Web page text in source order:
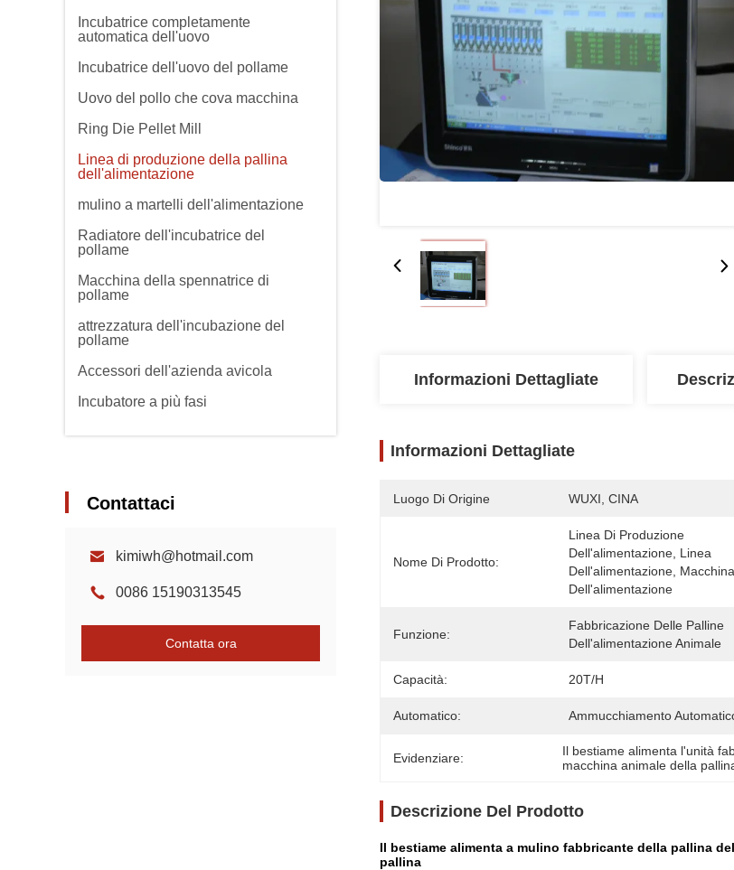
Incubatrice completamente
automatica dell'uovo
Incubatrice dell'uovo del pollame
Uovo del pollo che cova macchina
Ring Die Pellet Mill
Linea di produzione della pallina
dell'alimentazione
mulino a martelli dell'alimentazione
Radiatore dell'incubatrice del
pollame
Macchina della spennatrice di
pollame
attrezzatura dell'incubazione del
pollame
Accessori dell'azienda avicola
Incubatore a più fasi
Contattaci
kimiwh@hotmail.com
0086 15190313545
Contatta ora
Informazioni Dettagliate
Informazioni Dettagliate
Luogo Di Origine WUXI, CINA
Nome Di Prodotto:
Linea Di Produzione
Dell'alimentazione, Linea
Dell'alimentazione, Macchina
Dell'alimentazione
Funzione:
Fabbricazione Delle Palline
Dell'alimentazione Animale
Capacità: 20T/H
Automatico: Ammucchiamento
Evidenziare: Il bestiame alimenta l'unità
macchina animale della
Descrizione Del Prodotto
Il bestiame alimenta a mulino fabbricante della pallina
pallina